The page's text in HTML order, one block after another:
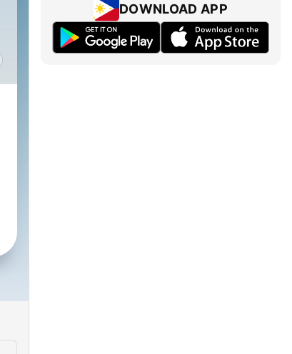
DOWNLOAD APP